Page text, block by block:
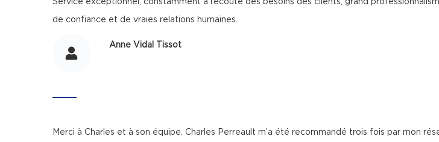
Service exceptionnel, constamment à l’écoute des besoins des clients, grand
de confiance et de vraies relations humaines.
Anne Vidal Tissot
Merci à Charles et à son équipe. Charles Perreault m’a été recommandé trois fois par mon